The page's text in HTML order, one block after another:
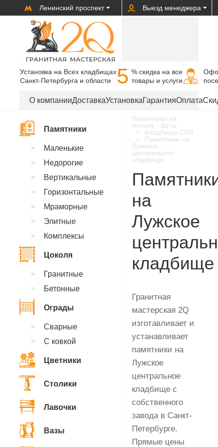
Ленинский проспект Выезд менеджера
Установка на Всех кладбищах
Санкт-Петербурга и области
5 % cкидка на все
товары и услуги
О компанииДоставкаУстановкаГарантияОплата
Памятники на
могилу - 2q.ru
Кладбища СПб
Памятники на
Лужское
центральное
кладбище
на
Лужское
кладбище
Гранитная
мастерская 2Q
изготавливает и
устанавливает
памятники на
Лужское
центральное
кладбище с
собственного
завода в Санкт-
Петербурге.
Прямые цены
Памятники
Маленькие
Недорогие
Вертикальные
Горизонтальные
Мраморные
Элитные
Комплексы
Цоколя
Гранитные
Бетонные
Ограды
Сварные
С ковкой
Цветники
Столики
Лавочки
Вазы